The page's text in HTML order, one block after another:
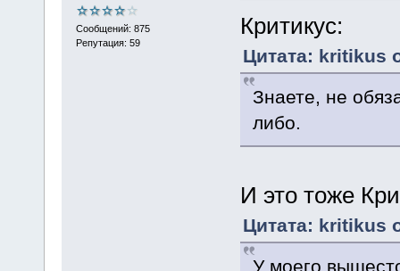
Сообщений: 875
Репутация: 59
Критикус:
Цитата: kritikus
Знаете, не
либо.
И это тоже
Цитата: kritikus
У моего